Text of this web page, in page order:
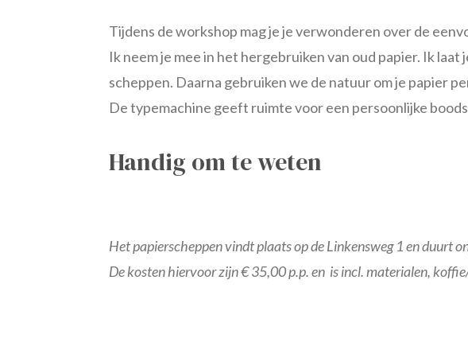
Tijdens de workshop mag je je verwonderen over de
Ik neem je mee in het hergebruiken van oud papier. Ik
scheppen. Daarna gebruiken we de natuur om je papier
De typemachine geeft ruimte voor een persoonlijke
Handig om te weten
Het papierscheppen vindt plaats op de Linkensweg 1 en duurt
De kosten hiervoor zijn € 35,00 p.p. en is incl. materialen,